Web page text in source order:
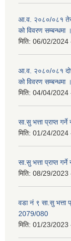
आ.व. २०८०/०८१ तेस्रो
को विवरण सम्बन्धमा ।
मिति: 06/02/2024
आ.व. २०८०/०८१
को विवरण सम्बन्धमा ।
मिति: 04/04/2024
सा.सु भत्ता प्राप्त
मिति: 01/24/2024
सा.सु भत्ता प्राप्त
मिति: 08/29/2023
वडा नं ९ सा.सु भत्ता
2079/080
मिति: 01/23/2023